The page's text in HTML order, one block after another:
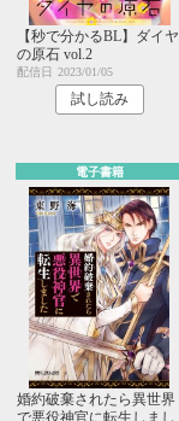
【秒で分かるBL】ダイヤ
の原石 vol.2
配信日 2023/01/05
試し読み
電子書籍
婚約破棄されたら異世界
で悪役神官に転生しまし